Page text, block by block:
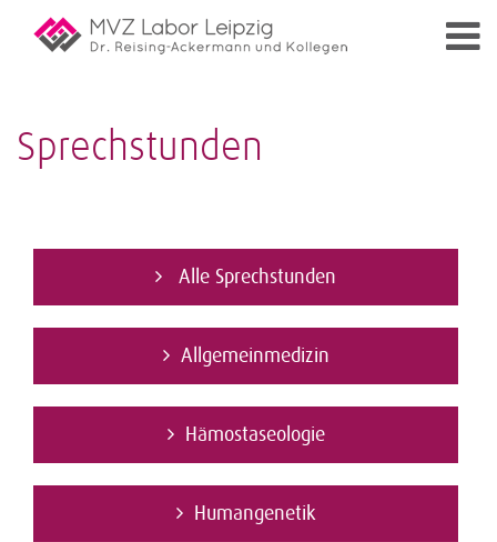
Sprechstunden
Alle Sprechstunden
Allgemeinmedizin
Hämostaseologie
Humangenetik